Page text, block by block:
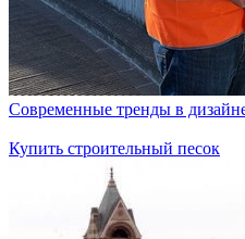
Современные тренды в
Купить строительный песок